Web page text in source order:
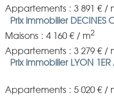
Appartements : 3 891 € /
Prix immobilier DECINES
Maisons : 4 160 € / m2
Appartements : 3 279 € /
Prix immobilier LYON 1ER
Appartements : 5 020 € /